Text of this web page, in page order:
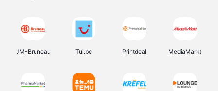
JM-Bruneau Tui.be Printdeal MediaMarkt